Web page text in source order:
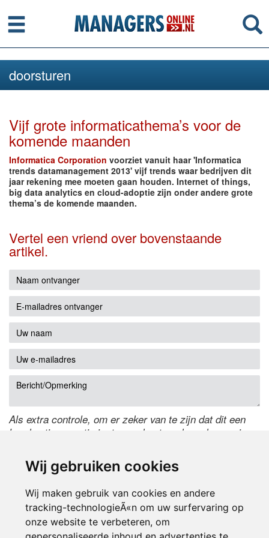
Wij gebruiken cookies
Wij maken gebruik van cookies en andere
tracking-technologieÃ«n om uw surfervaring op
onze website te verbeteren, om
Menu
doorsturen
Vijf grote informaticathema’s voor de
komende maanden
Informatica Corporation voorziet vanuit haar 'Informatica
trends datamanagement 2013' vijf trends waar bedrijven dit
jaar rekening mee moeten gaan houden. Internet of things,
big data analytics en cloud-adoptie zijn onder andere grote
thema’s de komende maanden.
Vertel een vriend over bovenstaande
artikel.
Als extra controle, om er zeker van te zijn dat dit een
handmatige reactie is, typ onderstaande code over in
de code te wijzigen.